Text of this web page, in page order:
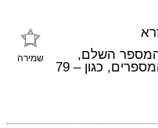
שמירה
המספר השלם,
העגול, הפשוט והנוח הזה משאר המספרים, כגון – 79